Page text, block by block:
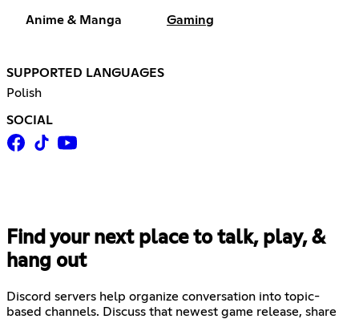
Anime & Manga Gaming
SUPPORTED LANGUAGES
Polish
SOCIAL
Find your next place to talk, play, &
hang out
Discord servers help organize conversation into topic-
based channels. Discuss that newest game release, share